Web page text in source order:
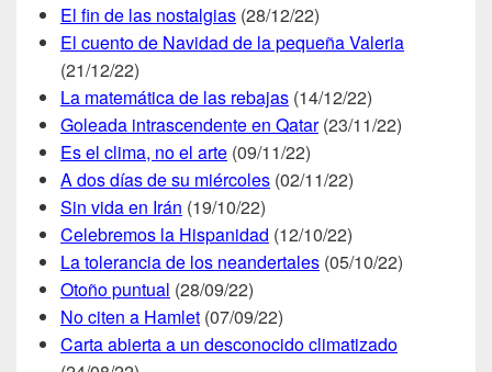
El fin de las nostalgias (28/12/22)
El cuento de Navidad de la pequeña Valeria
(21/12/22)
La matemática de las rebajas (14/12/22)
Goleada intrascendente en Qatar(23/11/22)
Es el clima, no el arte (09/11/22)
A dos días de su miércoles (02/11/22)
Sin vida en Irán (19/10/22)
Celebremos la Hispanidad (12/10/22)
La tolerancia de los neandertales (05/10/22)
Otoño puntual (28/09/22)
No citen a Hamlet (07/09/22)
Carta abierta a un desconocido climatizado